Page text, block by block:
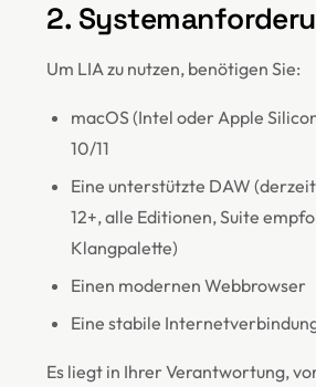
2.
Um LIA zu nutzen, benötigen Sie:
macOS (Intel oder Apple
10/11
Eine unterstützte DAW
12+, alle Editionen, Suite
Klangpalette)
Einen modernen Webbrowser
Eine stabile
Es liegt in Ihrer Verantwortung,